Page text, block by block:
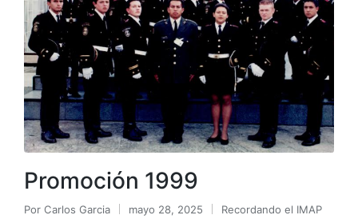
Promoción 1999
Por Carlos Garcia mayo 28, 2025
Recordando el IMAP